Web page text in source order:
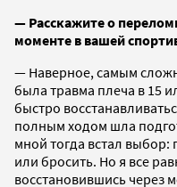
— Расскажите о
моменте в вашей
— Наверное, самым
была травма плеча в 15
быстро
полным ходом шла
мной тогда встал
или бросить. Но я все
восстановившись через